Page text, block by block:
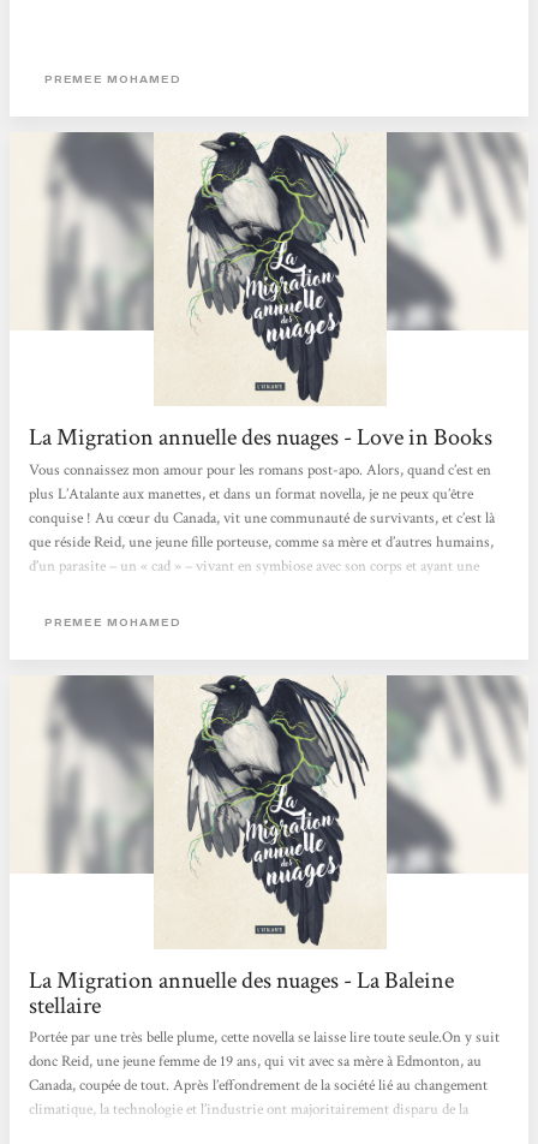
PREMEE MOHAMED
La Migration annuelle des nuages - Love in Books
Vous connaissez mon amour pour les romans post-apo. Alors, quand c’est en
plus L’Atalante aux manettes, et dans un format novella, je ne peux qu’être
conquise ! Au cœur du Canada, vit une communauté de survivants, et c’est là
que réside Reid, une jeune fille porteuse, comme sa mère et d’autres humains,
d’un parasite – un « cad » – vivant en symbiose avec son corps et ayant une
voit bouleversé par l’arrivée d’une lettre d’admission dans une mystérieuse
PREMEE MOHAMED
La Migration annuelle des nuages - La Baleine
stellaire
Portée par une très belle plume, cette novella se laisse lire toute seule.On y suit
donc Reid, une jeune femme de 19 ans, qui vit avec sa mère à Edmonton, au
Canada, coupée de tout. Après l’effondrement de la société lié au changement
climatique, la technologie et l’industrie ont majoritairement disparu de la